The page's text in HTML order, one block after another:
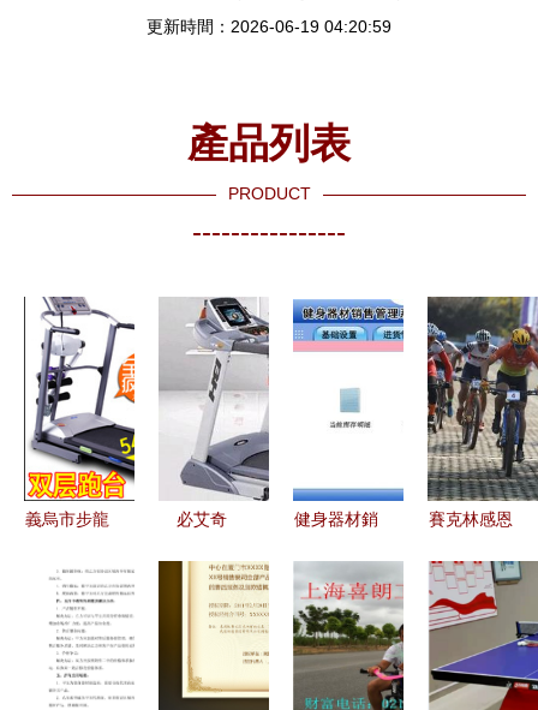
更新時間：2026-06-19 04:20:59
產品列表
PRODUCT
----------------
義烏市步龍
新動態 探
索優質健身
器材代理與
銷售機遇
必艾奇
盟 投資健
身藍海，攜
手專業健身
器材領導品
健身器材銷
數字化管理
宏達管理軟
件解決方案
賽克林感恩
共贏，開啟
健身器材代
理與銷售新